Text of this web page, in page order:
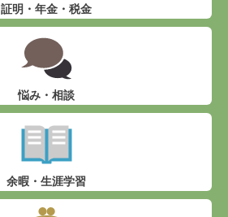
証明・年金・税金
悩み・相談
余暇・生涯学習